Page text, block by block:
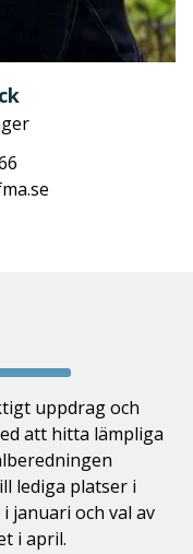
uppdrag och
att hitta lämpliga
lediga platser i
januari och val av
i april.